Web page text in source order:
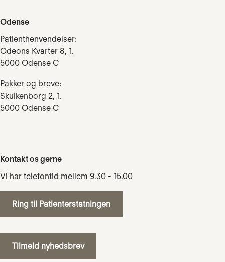
Odense
Patienthenvendelser:
Odeons Kvarter 8, 1.
5000 Odense C
Pakker og breve:
Skulkenborg 2, 1.
5000 Odense C
Kontakt os gerne
Vi har telefontid mellem 9.30 - 15.00
Ring til Patienterstatningen
Tilmeld nyhedsbrev